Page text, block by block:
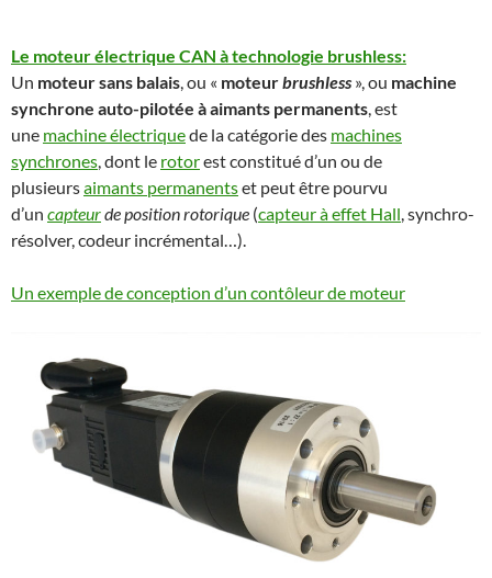
Le moteur électrique CAN à technologie brushless:
Un moteur sans balais, ou « moteurbrushless », ou machine
synchrone auto-pilotée à aimants permanents, est
une machine électriquede la catégorie des machines
synchrones, dont le rotorest constitué d’un ou de
plusieursaimants permanentset peut être pourvu
d’un capteurde position rotorique (capteur à effet Hall, synchro-
résolver, codeur incrémental…).
Un exemple de conception d’un contôleur de moteur